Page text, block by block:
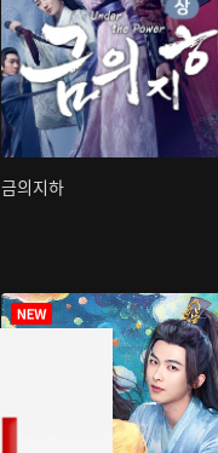
금의지하